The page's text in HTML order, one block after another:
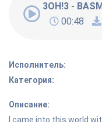
3OH!3 -
00:48
Исполнитель:
Категория:
Описание:
I came into this world